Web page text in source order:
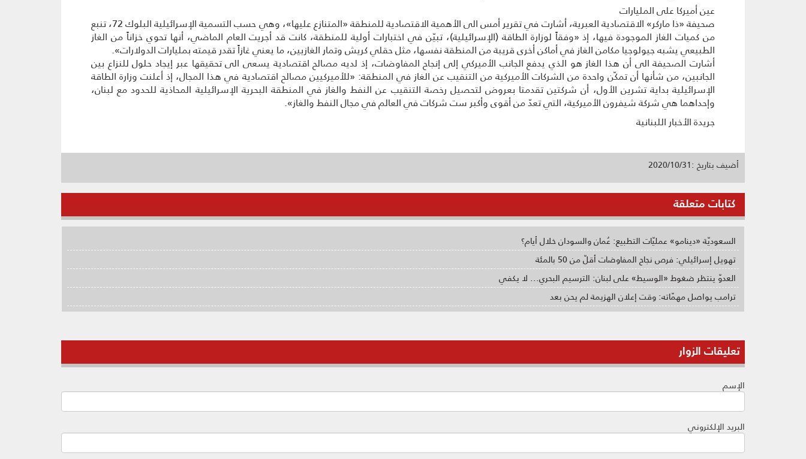
عين أميركا على المليارات
صحيفة «ذا ماركر» الاقتصادية العبرية، أشارت في تقرير أمس الى الأهمية الاقتصادية للمنطقة «المتنازع عليها»، وهي حسب التسمية الإسرائيلية البلوك 72، تنبع
من كميات الغاز الموجودة فيها، إذ «وفقاً لوزارة الطاقة (الإسرائيلية)، تبيّن في اختبارات أولية للمنطقة، كانت قد أجريت العام الماضي، أنها تحوي خزاناً من الغاز
الطبيعي يشبه جيولوجيا مكامن الغاز في أماكن أخرى قريبة من المنطقة نفسها، مثل حقلي كريش وتمار الغازيين، ما يعني غازاً تقدر قيمته بمليارات الدولارات».
أشارت الصحيفة الى أن هذا الغاز هو الذي يدفع الجانب الأميركي إلى إنجاح المفاوضات، إذ لديه مصالح اقتصادية يسعى الى تحقيقها عبر إيجاد حلول للنزاع بين
الجانبين، من شأنها أن تمكّن واحدة من الشركات الأميركية من التنقيب عن الغاز في المنطقة: «للأميركيين مصالح اقتصادية في هذا المجال، إذ أعلنت وزارة الطاقة
الإسرائيلية بداية تشرين الأول، أن شركتين تقدمتا بعروض لتحصيل رخصة التنقيب عن النفط والغاز في المنطقة البحرية الإسرائيلية المحاذية للحدود مع لبنان،
وإحداهما هي شركة شيفرون الأميركية، التي تعدّ من أقوى وأكبر ست شركات في العالم في مجال النفط والغاز».
جريدة الأخبار اللبنانية
أضيف بتاريخ :2020/10/31
كتابات متعلقة
السعوديّة «دينامو» عمليّات التطبيع: عُمان والسودان خلال أيام؟
تهويل إسرائيلي: فرص نجاح المفاوضات أقلّ من 50 بالمئة
العدوّ ينتظر ضغوط «الوسيط» على لبنان: الترسيم البحري... لا يكفي
ترامب يواصل مهمّاته: وقت إعلان الهزيمة لم يحن بعد
تعليقات الزوار
الإسم
البريد الإلكتروني